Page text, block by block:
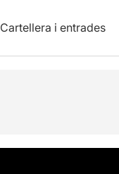
Cartellera i entrades
Articles